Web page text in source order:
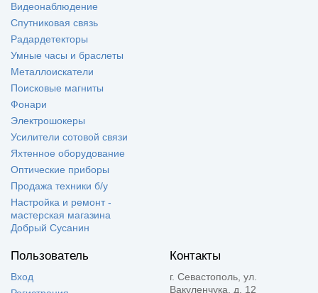
Видеонаблюдение
Спутниковая связь
Радардетекторы
Умные часы и браслеты
Металлоискатели
Поисковые магниты
Фонари
Электрошокеры
Усилители сотовой связи
Яхтенное оборудование
Оптические приборы
Продажа техники б/у
Настройка и ремонт -
мастерская магазина
Добрый Сусанин
Пользователь
Вход
Контакты
г. Севастополь, ул.
Вакуленчука, д. 12